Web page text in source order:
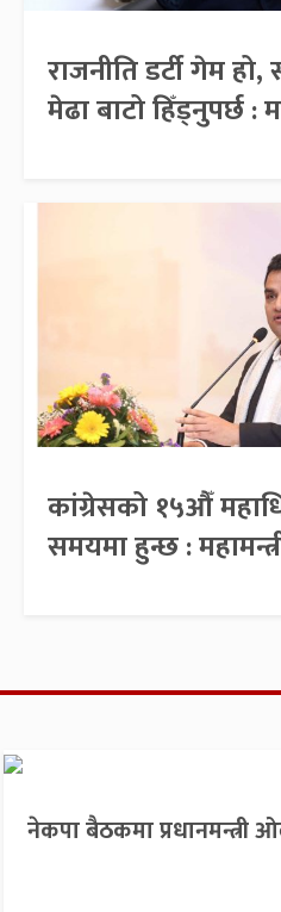
राजनीति डर्टी गेम हो,
मेढा बाटो हिँड्नुपर्छ :
कांग्रेसको १५औँ
समयमा हुन्छ :
नेकपा बैठकमा प्रधानमन्त्री